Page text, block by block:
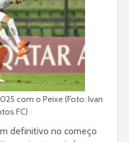
com o Peixe (Foto: Ivan
FC)
definitivo no começo